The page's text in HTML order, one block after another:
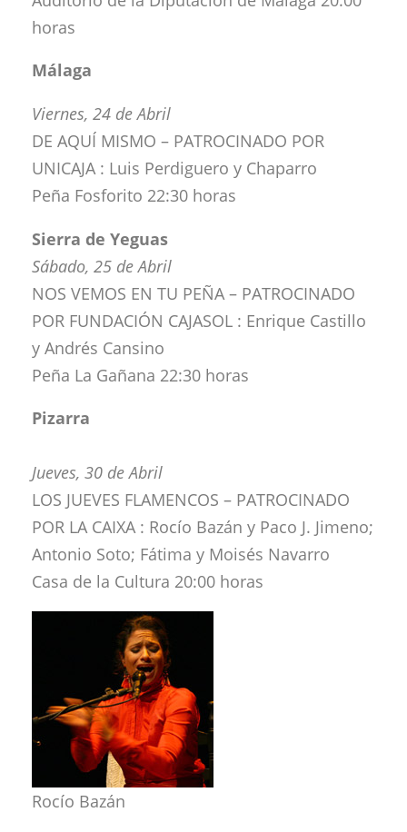
horas
Málaga
Viernes, 24 de Abril
DE AQUÍ MISMO – PATROCINADO POR
UNICAJA : Luis Perdiguero y Chaparro
Peña Fosforito 22:30 horas
Sierra de Yeguas
Sábado, 25 de Abril
NOS VEMOS EN TU PEÑA – PATROCINADO
POR FUNDACIÓN CAJASOL : Enrique Castillo
y Andrés Cansino
Peña La Gañana 22:30 horas
Pizarra
Jueves, 30 de Abril
LOS JUEVES FLAMENCOS – PATROCINADO
POR LA CAIXA : Rocío Bazán y Paco J. Jimeno;
Antonio Soto; Fátima y Moisés Navarro
Casa de la Cultura 20:00 horas
Rocío Bazán